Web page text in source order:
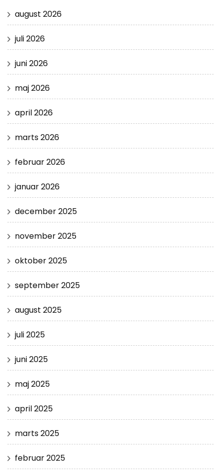
august 2026
juli 2026
juni 2026
maj 2026
april 2026
marts 2026
februar 2026
januar 2026
december 2025
november 2025
oktober 2025
september 2025
august 2025
juli 2025
juni 2025
maj 2025
april 2025
marts 2025
februar 2025